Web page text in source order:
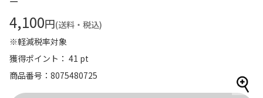
4,100円(送料・税込)
※軽減税率対象
獲得ポイント： 41 pt
商品番号
8075480725